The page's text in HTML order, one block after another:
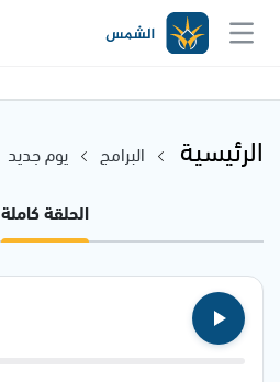
الرئيسية البرامج يوم جديد
الحلقة كاملة